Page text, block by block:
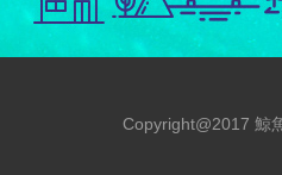
Copyright@2017 鯨